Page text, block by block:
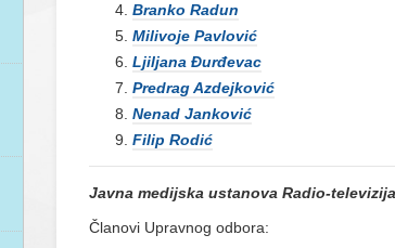
Branko Radun
Milivoje Pavlović
Ljiljana Đurđevac
Predrag Azdejković
Nenad Janković
Filip Rodić
Javna medijska ustanova Radio-
Članovi Upravnog odbora: